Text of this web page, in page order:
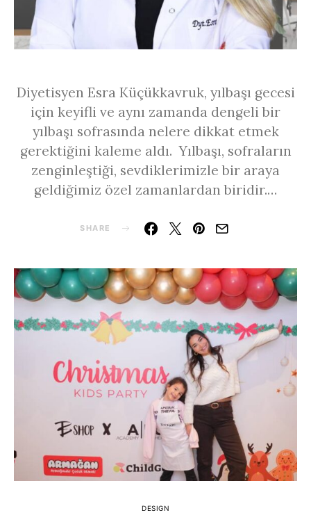
Diyetisyen Esra Küçükkavruk, yılbaşı gecesi
için keyifli ve aynı zamanda dengeli bir
yılbaşı sofrasında nelere dikkat etmek
gerektiğini kaleme aldı. Yılbaşı, sofraların
zenginleştiği, sevdiklerimizle bir araya
geldiğimiz özel zamanlardan biridir.…
SHARE
DESIGN